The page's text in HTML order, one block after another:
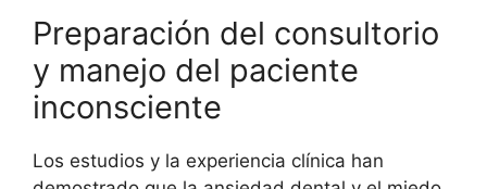
Preparación del consultorio
y manejo del paciente
inconsciente
Los estudios y la experiencia clínica han